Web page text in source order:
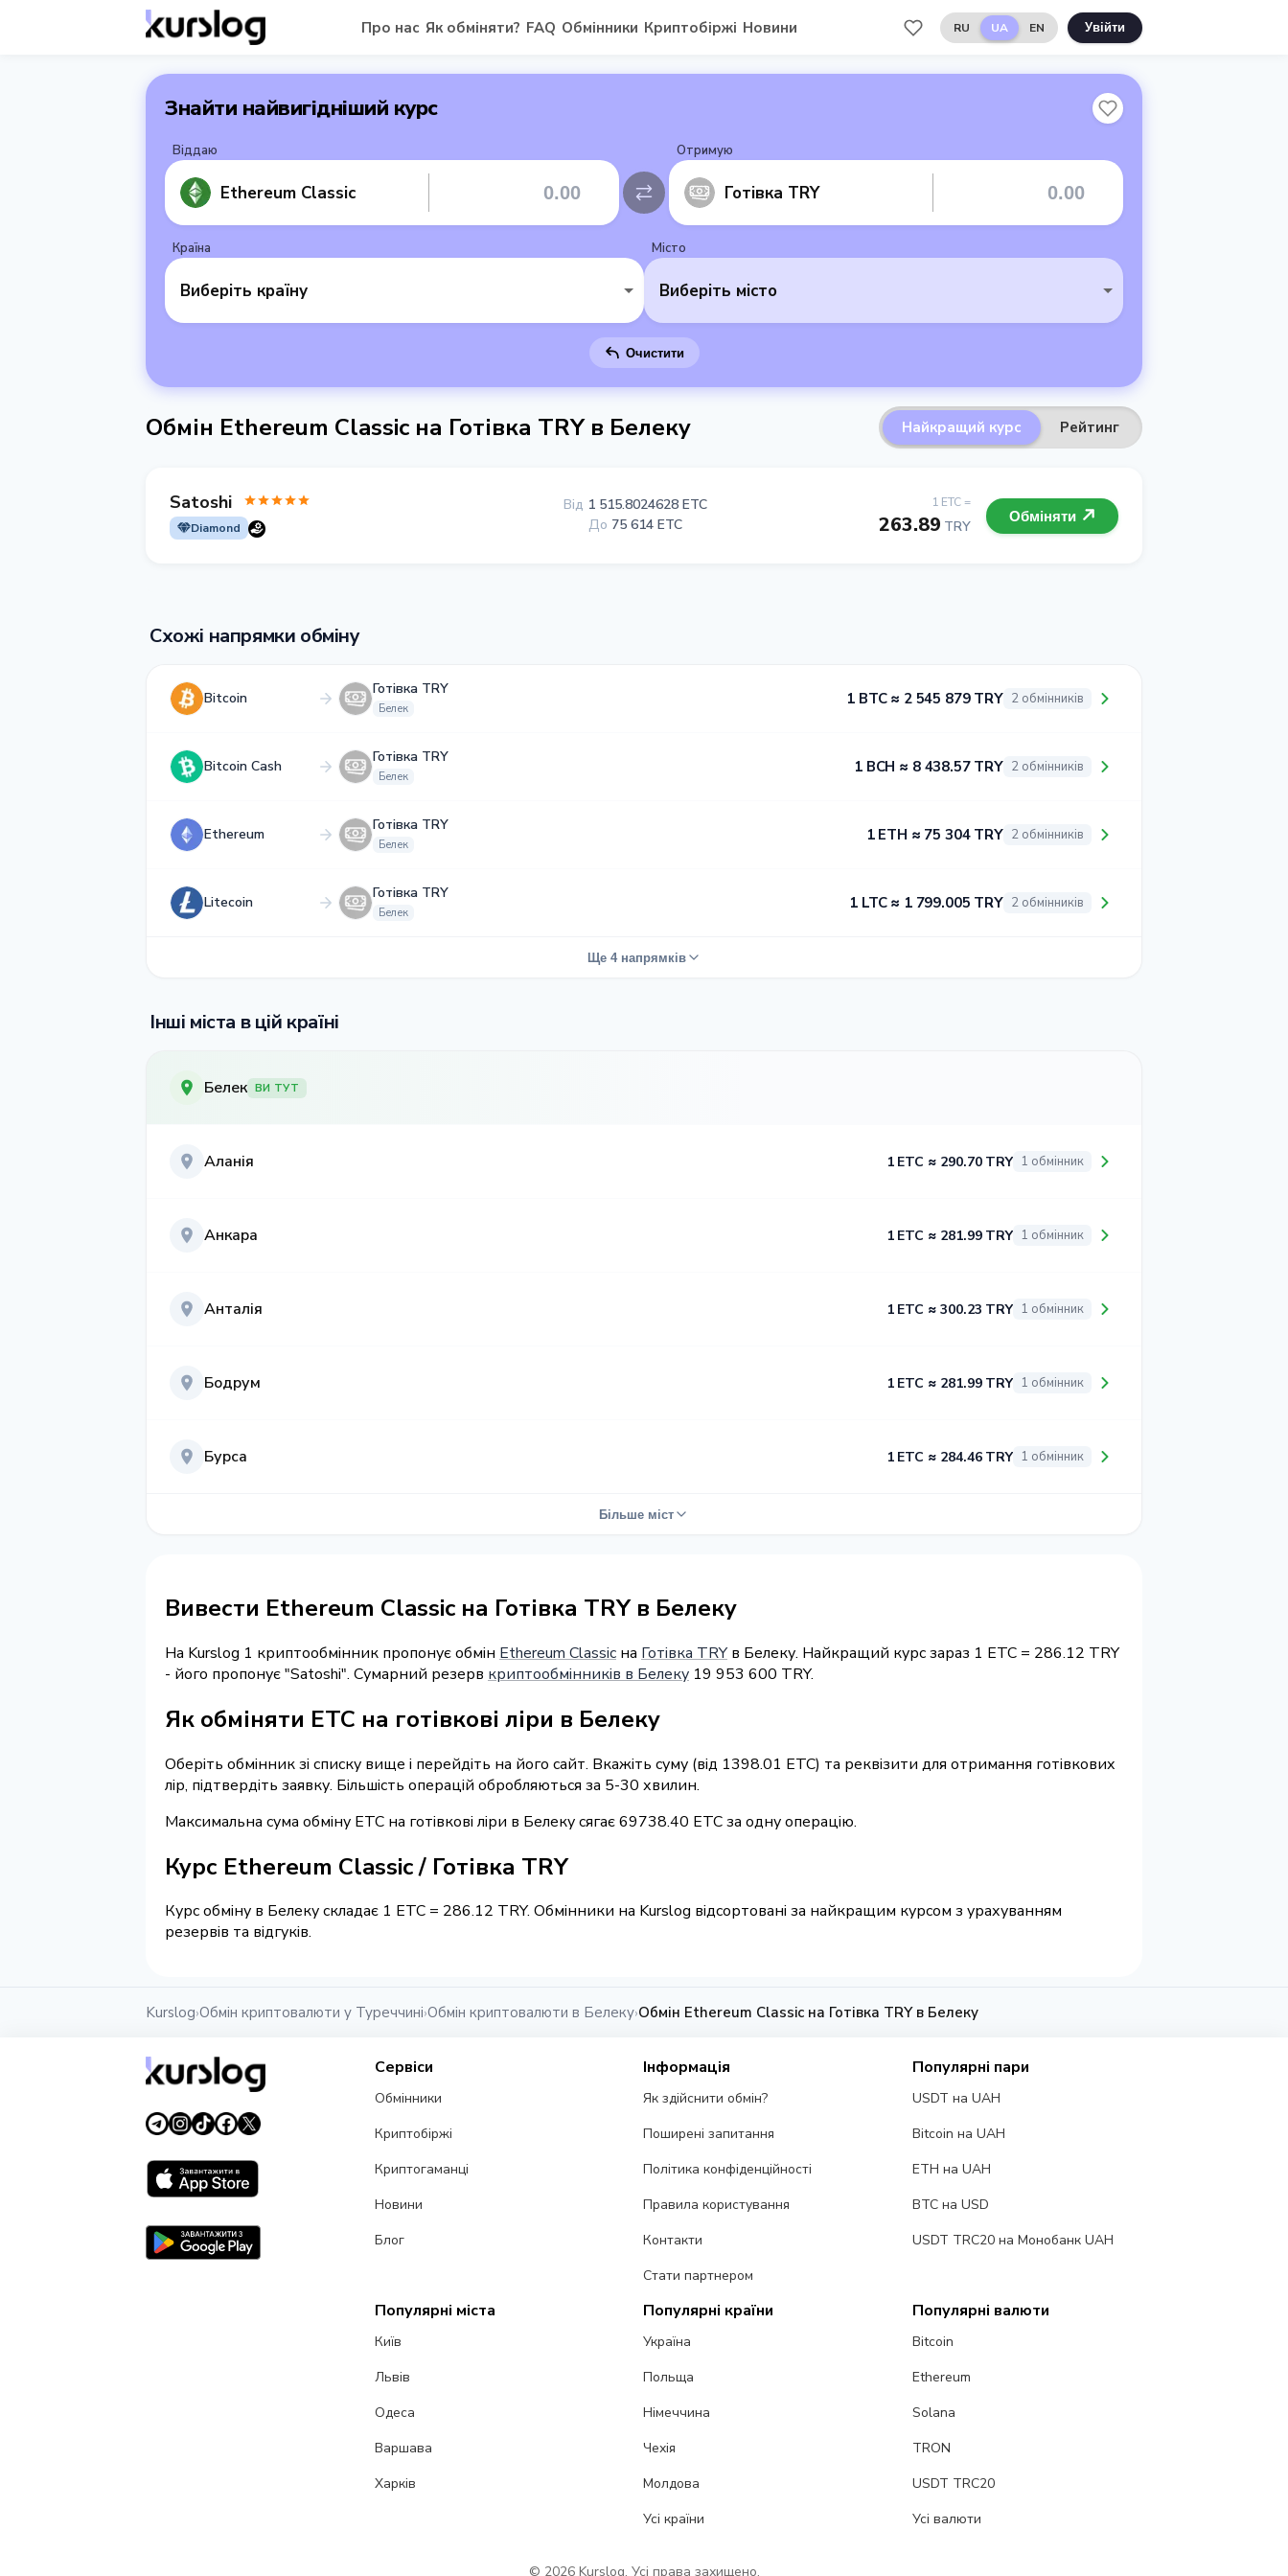
Про нас Як обміняти? FAQ Обмінники Криптобіржі Новини RU UA EN Увійти
Знайти найвигідніший курс
Віддаю
Ethereum Classic
Отримую
Готівка TRY
Країна
Виберіть країну
Місто
Виберіть місто
Очистити
Обмін Ethereum Classic на Готівка TRY в Белеку Найкращий курс Рейтинг
Satoshi
Diamond
1 ETC =
263.89 TRY
Від 1 515.8024628 ETC
До 75 614 ETC Обміняти
Схожі напрямки обміну
Bitcoin
Готівка TRY
Белек
1 BTC ≈ 2 545 879 TRY 2 обмінників
Bitcoin Cash
Готівка TRY
Белек
1 BCH ≈ 8 438.57 TRY 2 обмінників
Ethereum
Готівка TRY
Белек
1 ETH ≈ 75 304 TRY 2 обмінників
Litecoin
Готівка TRY
Белек
1 LTC ≈ 1 799.005 TRY 2 обмінників
Ще 4 напрямків
Інші міста в цій країні
Белек ВИ ТУТ
Аланія 1 ETC ≈ 290.70 TRY 1 обмінник
Анкара 1 ETC ≈ 281.99 TRY 1 обмінник
Анталія 1 ETC ≈ 300.23 TRY 1 обмінник
Бодрум 1 ETC ≈ 281.99 TRY 1 обмінник
Бурса 1 ETC ≈ 284.46 TRY 1 обмінник
Більше міст
Вивести Ethereum Classic на Готівка TRY в Белеку
На Kurslog 1 криптообмінник пропонує обмін Ethereum Classic на Готівка TRY в Белеку. Найкращий курс зараз 1 ETC = 286.12 TRY
- його пропонує "Satoshi". Сумарний резерв криптообмінників в Белеку 19 953 600 TRY.
Як обміняти ETC на готівкові ліри в Белеку
Оберіть обмінник зі списку вище і перейдіть на його сайт. Вкажіть суму (від 1398.01 ETC) та реквізити для отримання готівкових
лір, підтвердіть заявку. Більшість операцій обробляються за 5-30 хвилин.
Максимальна сума обміну ETC на готівкові ліри в Белеку сягає 69738.40 ETC за одну операцію.
Курс Ethereum Classic / Готівка TRY
Курс обміну в Белеку складає 1 ETC = 286.12 TRY. Обмінники на Kurslog відсортовані за найкращим курсом з урахуванням
резервів та відгуків.
Kurslog›Обмін криптовалюти у Туреччині›Обмін криптовалюти в Белеку›Обмін Ethereum Classic на Готівка TRY в Белеку
Сервіси
Обмінники
Криптобіржі
Криптогаманці
Новини
Блог
Інформація
Як здійснити обмін?
Поширені запитання
Політика конфіденційності
Правила користування
Контакти
Стати партнером
Популярні пари
USDT на UAH
Bitcoin на UAH
ETH на UAH
BTC на USD
USDT TRC20 на Монобанк UAH
Популярні міста
Київ
Львів
Одеса
Варшава
Харків
Популярні країни
Україна
Польща
Німеччина
Чехія
Молдова
Усі країни
Популярні валюти
Bitcoin
Ethereum
Solana
TRON
USDT TRC20
Усі валюти
© 2026 Kurslog. Усі права захищено.